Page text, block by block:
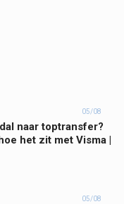
05/08
naar toptransfer?
het zit met Visma |
05/08